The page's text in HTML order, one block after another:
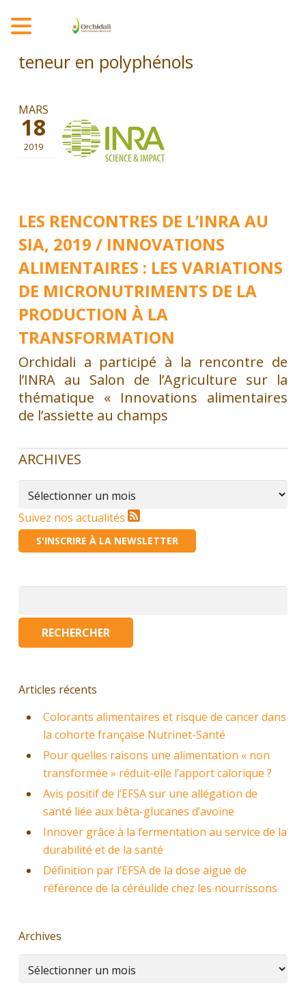
teneur en polyphénols
LES RENCONTRES DE L’INRA AU
SIA, 2019 / INNOVATIONS
ALIMENTAIRES : LES VARIATIONS
DE MICRONUTRIMENTS DE LA
PRODUCTION À LA
TRANSFORMATION
MARS
18
2019
Orchidali a participé à la rencontre de
l’INRA au Salon de l’Agriculture sur la
thématique « Innovations alimentaires
de l’assiette au champs
ARCHIVES
Archives
Suivez nos actualités
S'INSCRIRE À LA NEWSLETTER
Articles récents
Colorants alimentaires et risque de cancer dans
la cohorte française Nutrinet-Santé
Pour quelles raisons une alimentation « non
transformée » réduit-elle l’apport calorique ?
Avis positif de l’EFSA sur une allégation de
santé liée aux bêta-glucanes d’avoine
Innover grâce à la fermentation au service de la
durabilité et de la santé
Définition par l’EFSA de la dose aigue de
référence de la céréulide chez les nourrissons
Archives
Archives